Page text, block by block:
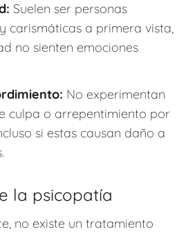
Suelen ser personas
carismáticas a primera vista,
no sienten emociones
No experimentan
culpa o arrepentimiento por
si estas causan daño a
la psicopatía
no existe un tratamiento